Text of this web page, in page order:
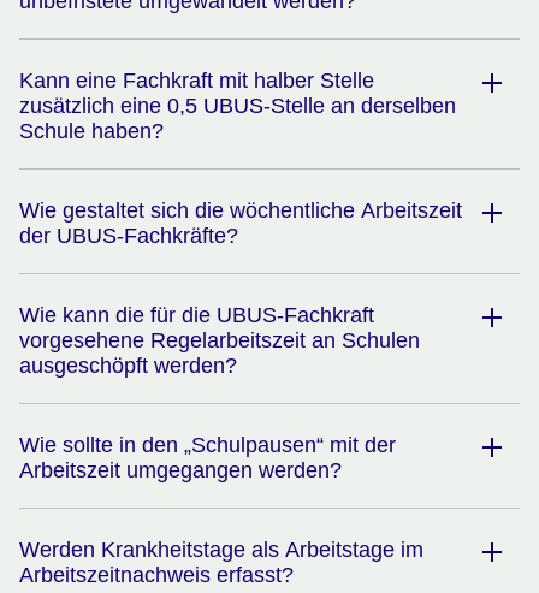
Kann eine Fachkraft mit halber Stelle
zusätzlich eine 0,5 UBUS-Stelle an derselben
Schule haben?
Wie gestaltet sich die wöchentliche Arbeitszeit
der UBUS-Fachkräfte?
Wie kann die für die UBUS-Fachkraft
vorgesehene Regelarbeitszeit an Schulen
ausgeschöpft werden?
Wie sollte in den „Schulpausen“ mit der
Arbeitszeit umgegangen werden?
Werden Krankheitstage als Arbeitstage im
Arbeitszeitnachweis erfasst?